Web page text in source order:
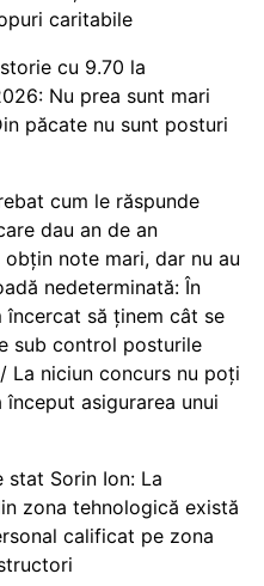
caritabile
cu 9.70 la
Nu prea sunt mari
păcate nu sunt posturi
cum le răspunde
dau an de an
note mari, dar nu au
nedeterminată: În
încercat să ținem cât se
sub control posturile
La niciun concurs nu poți
început asigurarea unui
stat Sorin Ion: La
zona tehnologică există
calificat pe zona